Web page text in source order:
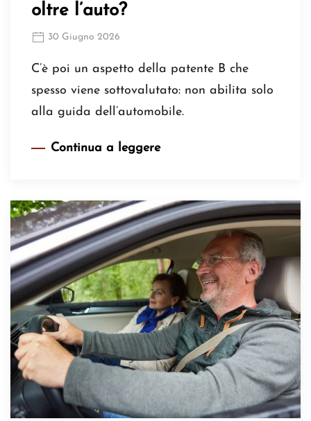
oltre l’auto?
30 Giugno 2026
C’è poi un aspetto della patente B che
spesso viene sottovalutato: non abilita solo
alla guida dell’automobile.
Continua a leggere